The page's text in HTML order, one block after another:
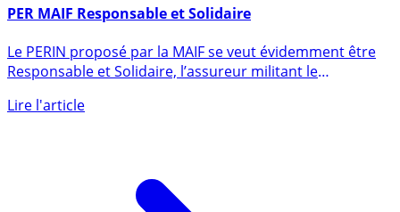
PER MAIF Responsable et Solidaire
Le PERIN proposé par la MAIF se veut évidemment être
Responsable et Solidaire, l’assureur militant le
Lire l'article